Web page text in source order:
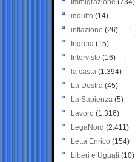
Immigrazione (734)
indulto (14)
inflazione (26)
Ingroia (15)
Interviste (16)
la casta (1.394)
La Destra (45)
La Sapienza (5)
Lavoro (1.316)
LegaNord (2.411)
Letta Enrico (154)
Liberi e Uguali (10)